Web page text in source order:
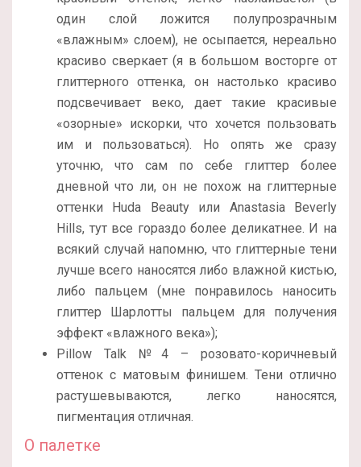
один слой ложится полупрозрачным
«влажным» слоем), не осыпается, нереально
красиво сверкает (я в большом восторге от
глиттерного оттенка, он настолько красиво
подсвечивает веко, дает такие красивые
«озорные» искорки, что хочется пользовать
им и пользоваться). Но опять же сразу
уточню, что сам по себе глиттер более
дневной что ли, он не похож на глиттерные
оттенки Huda Beauty или Anastasia Beverly
Hills, тут все гораздо более деликатнее. И на
всякий случай напомню, что глиттерные тени
лучше всего наносятся либо влажной кистью,
либо пальцем (мне понравилось наносить
глиттер Шарлотты пальцем для получения
эффект «влажного века»);
Pillow Talk №4 – розовато-коричневый
оттенок с матовым финишем. Тени отлично
растушевываются, легко наносятся,
пигментация отличная.
О палетке